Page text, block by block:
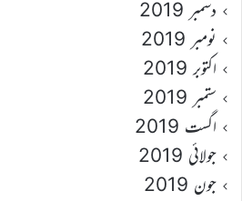
دسمبر 2019
نومبر 2019
اکتوبر 2019
ستمبر 2019
اگست 2019
جولائی 2019
جون 2019